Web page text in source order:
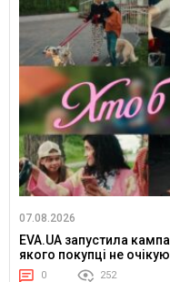
07.08.2026
EVA.UA запустила
якого покупці не
0 252